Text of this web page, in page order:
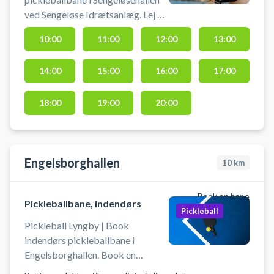
ved Sengeløse Idrætsanlæg. Lej en
pickleballbane og spil pickleball i
Sengeløse. Gratis parkering ved
hallen i Sengeløse ved booking af
pickleball. Omklædningsrum og
hallen åbnes/lukkes en halv time
før/efter anvendelse af hallen.
10:00 11:00 12:00 13:00
14:00 15:00 16:00 17:00
18:00 19:00 20:00
Engelsborghallen 10 km
Book en bane
Pickleballbane, indendørs
Pickleball Lyngby | Book
indendørs pickleballbane i
Engelsborghallen. Book en
Pickleball